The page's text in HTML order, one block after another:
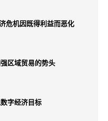
危机因既得利益而恶化
区域贸易的势头
字经济目标